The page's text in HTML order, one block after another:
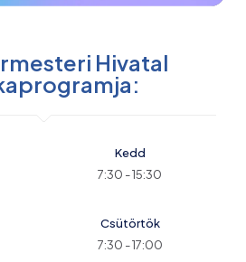
Hivatal
Kedd
7:30 - 15:30
Csütörtök
7:30 - 17:00